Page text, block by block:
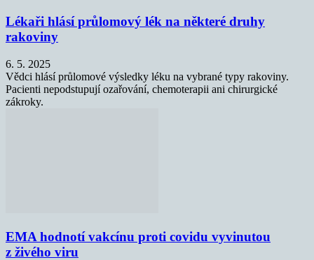
Lékaři hlásí průlomový lék na některé druhy
rakoviny
6. 5. 2025
Vědci hlásí průlomové výsledky léku na vybrané typy rakoviny.
Pacienti nepodstupují ozařování, chemoterapii ani chirurgické
zákroky.
EMA hodnotí vakcínu proti covidu vyvinutou
z živého viru